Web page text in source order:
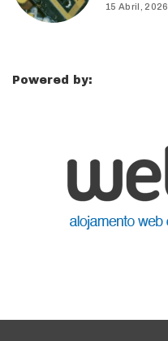
15 Abril, 2026
Powered by: